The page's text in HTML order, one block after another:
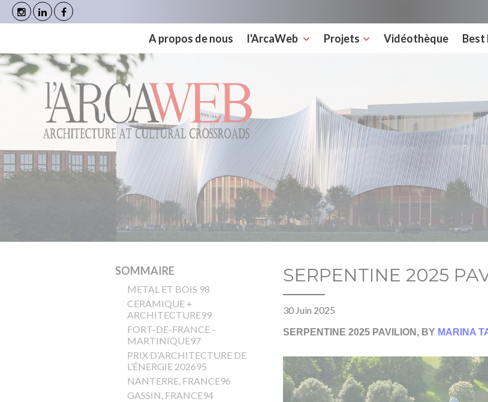
A propos de nous l'ArcaWeb Projets Vidéothèque Best
SOMMAIRE
METAL ET BOIS 98
CERAMIQUE +
ARCHITECTURE99
FORT-DE-FRANCE -
MARTINIQUE97
PRIX D’ARCHITECTURE DE
L’ÉNERGIE 202695
NANTERRE, FRANCE96
GASSIN, FRANCE94
SERPENTINE 2025
30 Juin 2025
SERPENTINE 2025 PAVILION, BY MARINA
Panneau de gestion des cookies